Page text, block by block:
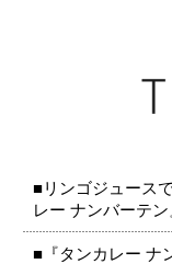
■リンゴジュース
レー ナンバーテ
■『タンカレー ナ